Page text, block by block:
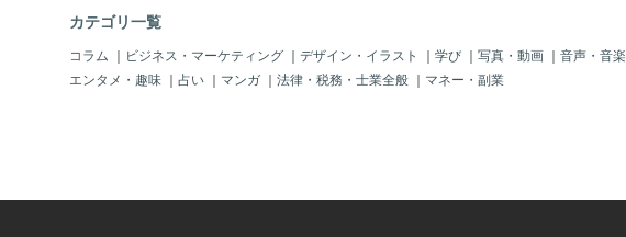
感覚を大事にしてほしいと思う。次回、
具体的に気づいた事を書きたいと思いま
す。お楽しみに～。
すか？5次元は、あなたが「魂の故郷」と
呼ぶ場所に近い領域です。ここでは、物
が満ちており、すべてが調和していま
カテゴリ一覧
コラム ｜ ビジネス・マーケティング ｜ デザイン・イラスト ｜ 学び ｜ 写真・動画 ｜ 音声・音楽
エンタメ・趣味 ｜ 占い ｜ マンガ ｜ 法律・税務・士業全般 ｜ マネー・副業